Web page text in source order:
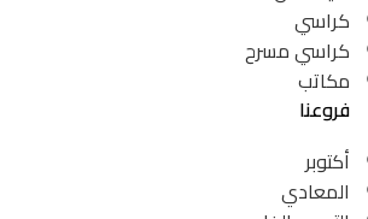
كراسي
كراسي مسرح
مكاتب
فروعنا
أكتوبر
المعادي